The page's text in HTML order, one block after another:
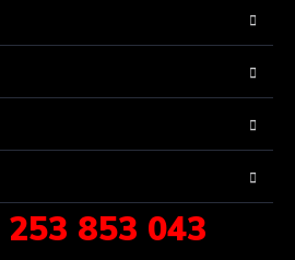
853 043